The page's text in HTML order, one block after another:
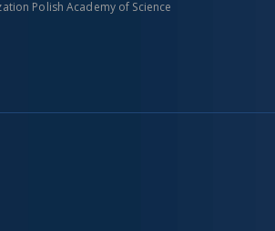
Polish Academy of Science